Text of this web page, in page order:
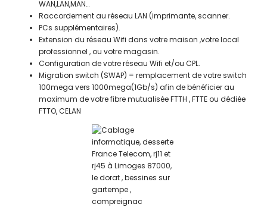
WAN,LAN,MAN…
Raccordement au réseau LAN (imprimante, scanner.
PCs supplémentaires).
Extension du réseau Wifi dans votre maison ,votre local
professionnel , ou votre magasin.
Configuration de votre réseau Wifi et/ou CPL.
Migration switch (SWAP) = remplacement de votre switch
100mega vers 1000mega(1Gb/s) afin de bénéficier au
maximum de votre fibre mutualisée FTTH , FTTE ou dédiée
FTTO, CELAN